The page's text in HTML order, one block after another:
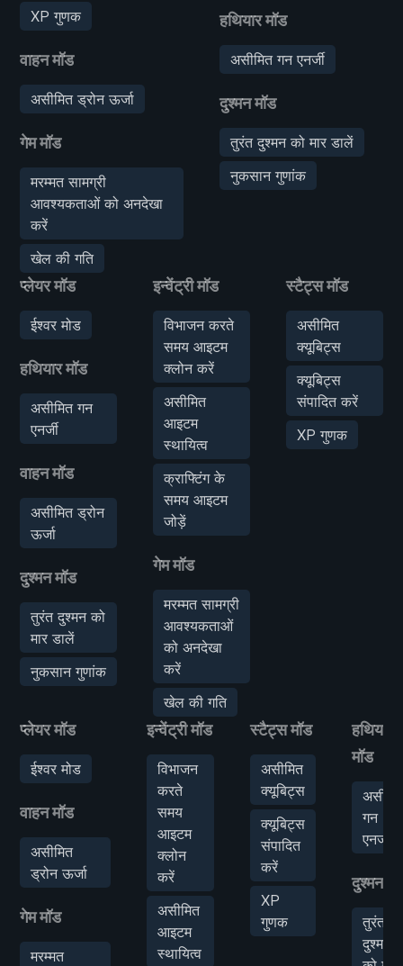
XP गुणक
वाहन मॉड
असीमित ड्रोन ऊर्जा
गेम मॉड
मरम्मत सामग्री
आवश्यकताओं को अनदेखा
करें
खेल की गति
हथियार मॉड
असीमित गन एनर्जी
दुश्मन मॉड
तुरंत दुश्मन को मार डालें
नुकसान गुणांक
प्लेयर मॉड
ईश्वर मोड
हथियार मॉड
असीमित गन
एनर्जी
वाहन मॉड
असीमित ड्रोन
ऊर्जा
दुश्मन मॉड
तुरंत दुश्मन को
मार डालें
नुकसान गुणांक
इन्वेंट्री मॉड
विभाजन करते
समय आइटम
क्लोन करें
असीमित
आइटम
स्थायित्व
क्राफ्टिंग के
समय आइटम
जोड़ें
गेम मॉड
मरम्मत सामग्री
आवश्यकताओं
को अनदेखा
करें
खेल की गति
स्टैट्स मॉड
असीमित
क्यूबिट्स
क्यूबिट्स
संपादित करें
XP गुणक
प्लेयर मॉड
ईश्वर मोड
वाहन मॉड
असीमित
ड्रोन ऊर्जा
गेम मॉड
मरम्मत
इन्वेंट्री मॉड
विभाजन
करते
समय
आइटम
क्लोन
करें
असीमित
आइटम
स्थायित्व
स्टैट्स मॉड
असीमित
क्यूबिट्स
क्यूबिट्स
संपादित
करें
XP
गुणक
हथियार
मॉड
गन
एनर्जी
दुश्मन
तुरंत
दुश्मन